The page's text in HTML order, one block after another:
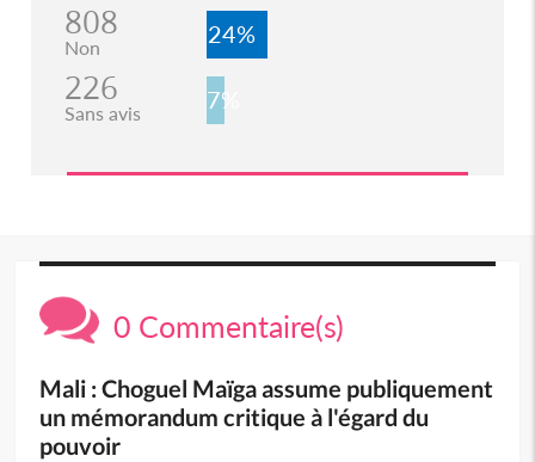
808
Non 24%
226
Sans avis 7%
0 Commentaire(s)
Mali : Choguel Maïga assume publiquement
un mémorandum critique à l'égard du
pouvoir